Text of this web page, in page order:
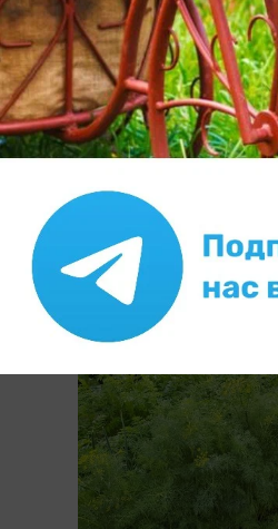
Он же в августе, но